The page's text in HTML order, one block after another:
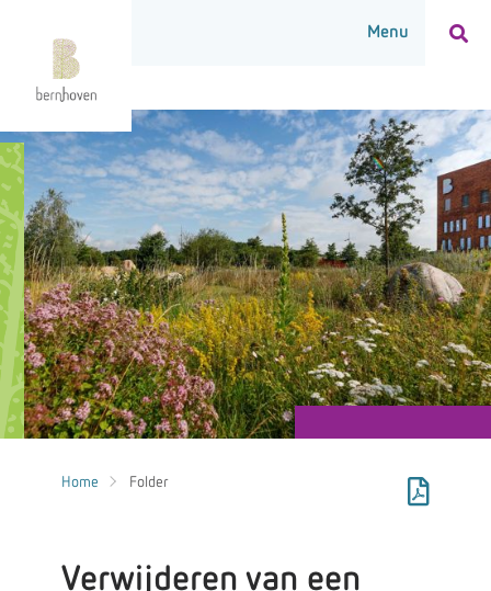
Home Folder
Verwijderen van een